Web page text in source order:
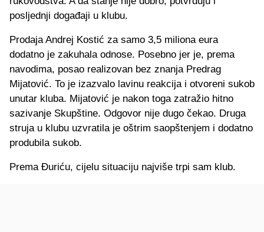
posljednji događaji u klubu.
Prodaja Andrej Kostić za samo 3,5 miliona eura
dodatno je zakuhala odnose. Posebno jer je, prema
navodima, posao realizovan bez znanja Predrag
Mijatović. To je izazvalo lavinu reakcija i otvoreni sukob
unutar kluba. Mijatović je nakon toga zatražio hitno
sazivanje Skupštine. Odgovor nije dugo čekao. Druga
struja u klubu uzvratila je oštrim saopštenjem i dodatno
produbila sukob.
Prema Đuriću, cijelu situaciju najviše trpi sam klub.